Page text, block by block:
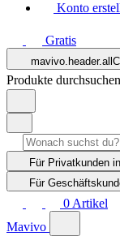
Konto
Gratis
Produkte durchsuchen
Für Privatkunden
Für
0 Artikel
Mavivo